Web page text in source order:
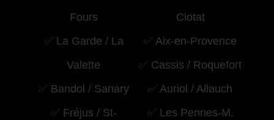
Fours
✅ La Garde / La
Valette
✅ Bandol / Sanary
✅ Fréjus / St-
Ciotat
✅ Aix-en-Provence
✅ Cassis / Roquefort
✅ Auriol / Allauch
✅ Les Pennes-M.